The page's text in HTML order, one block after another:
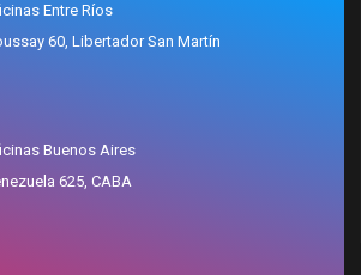
Entre Ríos
60, Libertador San Martín
Buenos Aires
625, CABA